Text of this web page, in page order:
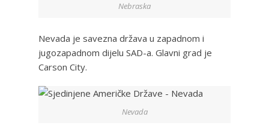
Nebraska
Nevada je savezna država u zapadnom i
jugozapadnom dijelu SAD-a. Glavni grad je
Carson City.
Nevada